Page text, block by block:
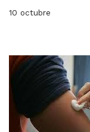
10 octubre